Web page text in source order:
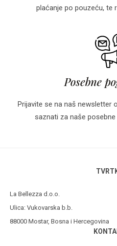
plaćanje po pouzeću, te
Posebne
Prijavite se na naš newsletter
saznati za naše
La Bellezza d.o.o.
Ulica: Vukovarska b.b.
88000 Mostar, Bosna i Hercegovina